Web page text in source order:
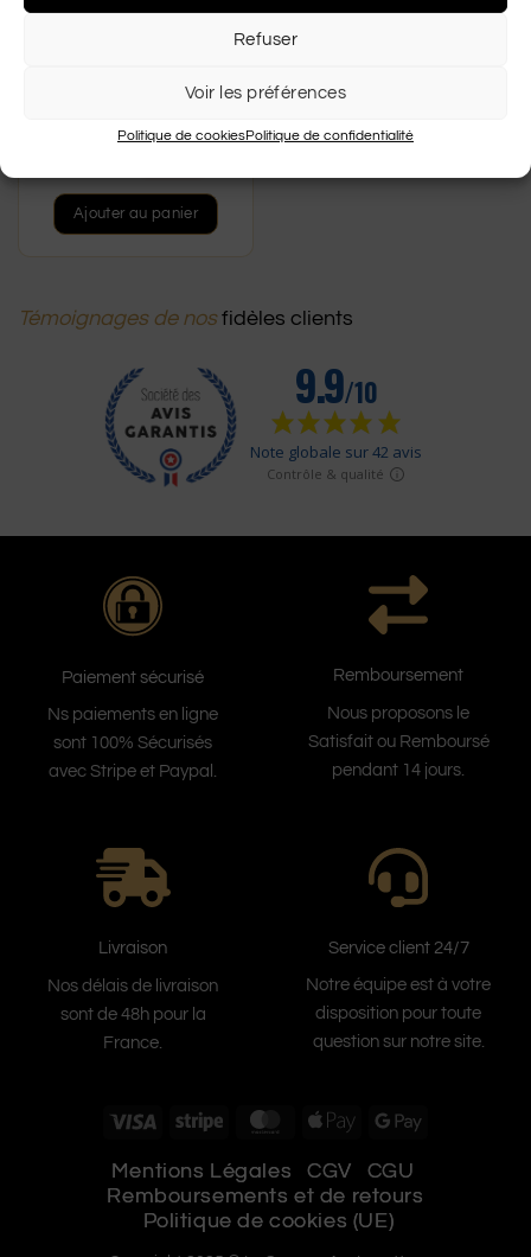
Refuser
Voir les préférences
Politique de cookiesPolitique de confidentialité
Renaissance L C3
Prix conseillé :610,00€
Ajouter au panier
Témoignages de nosfidèles clients
Paiement sécurisé
Ns paiements en ligne
sont 100% Sécurisés
avec Stripe et Paypal.
Remboursement
Nous proposons le
Satisfait ou Remboursé
pendant 14 jours.
Livraison
Nos délais de livraison
sont de 48h pour la
France.
Service client 24/7
Notre équipe est à votre
disposition pour toute
question sur notre site.
Visa Stripe MasterCard
Apple
Google
Mentions Légales CGV
CGU
Remboursements et de retours
Politique de cookies (UE)